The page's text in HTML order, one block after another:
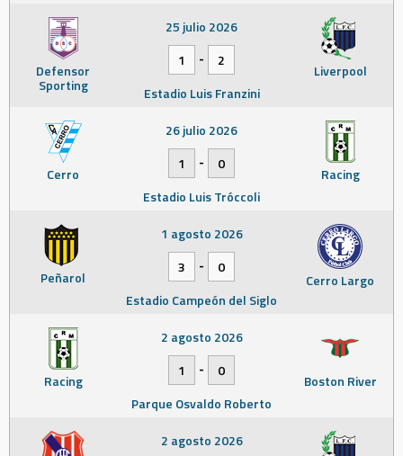
Defensor
Sporting
Liverpool
25 julio 2026
1
-
2
Estadio Luis Franzini
Cerro Racing
26 julio 2026
1
-
0
Estadio Luis Tróccoli
Peñarol Cerro Largo
1 agosto 2026
3
-
0
Estadio Campeón del Siglo
Racing Boston River
2 agosto 2026
1
-
0
Parque Osvaldo Roberto
2 agosto 2026